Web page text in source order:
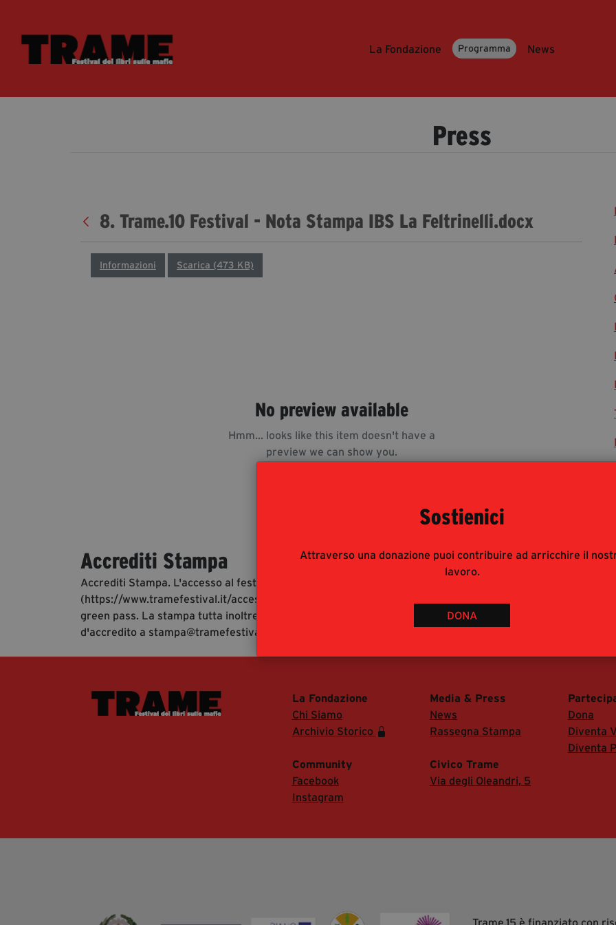
Sostienici
Attraverso una donazione puoi contribuire ad arricchire il
lavoro.
DONA
La Fondazione Programma News
Press
8. Trame.10 Festival - Nota Stampa IBS La Feltrinelli.docx
Informazioni Scarica (473 KB)
No preview available
Hmm... looks like this item doesn't have a
preview we can show you.
Accrediti Stampa
Accrediti Stampa. L'accesso al festival ai giornalisti risponde alle modalità di accesso del pubblico
(https://www.tramefestival.it/accesso-eventi) : è pertanto consigliata prenotazione e obbligatorio
green pass. La stampa tutta inoltre è invitata ad accreditarsi inviando mail con richiesta
d'accredito a stampa@tramefestival.it al fine di accedere alla Sala Stampa del festival.
La Fondazione
Chi Siamo
Archivio Storico
Media & Press
News
Rassegna Stampa
Dona
Diventa
Diventa
Community
Facebook
Instagram
Civico Trame
Via degli Oleandri, 5
Trame.15 è finanziato con